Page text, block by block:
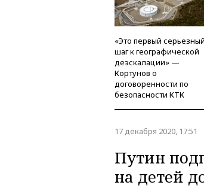
«Это первый серьезный
шаг к географической
деэскалации» —
Кортунов о
договоренности по
безопасности КТК
17 декабря 2020, 17:51
Путин
на детей